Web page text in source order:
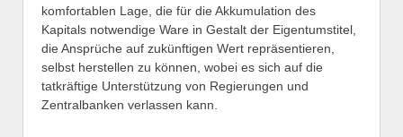
komfortablen Lage, die für die Akkumulation des
Kapitals notwendige Ware in Gestalt der Eigentumstitel,
die Ansprüche auf zukünftigen Wert repräsentieren,
selbst herstellen zu können, wobei es sich auf die
tatkräftige Unterstützung von Regierungen und
Zentralbanken verlassen kann.